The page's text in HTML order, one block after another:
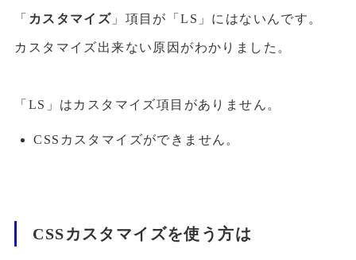
「 カスタマイズ 」項目が「LS」にはないんです。
カスタマイズ出来ない原因がわかりました。
「LS」はカスタマイズ項目がありません。
CSSカスタマイズができません。
CSSカスタマイズを使う方は